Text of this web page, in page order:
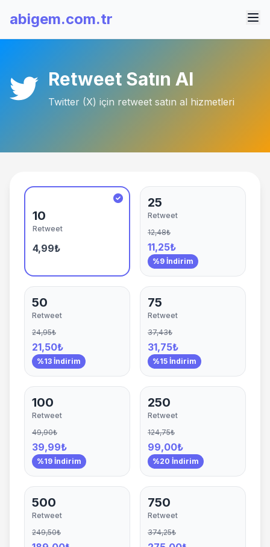
abigem.com.tr
Retweet Satın Al
Twitter (X) için retweet satın al hizmetleri
10
Retweet
4,99₺
25
Retweet
12,48₺
11,25₺
%9 İndirim
50
Retweet
24,95₺
21,50₺
%13 İndirim
75
Retweet
37,43₺
31,75₺
%15 İndirim
100
Retweet
49,90₺
39,99₺
%19 İndirim
250
Retweet
124,75₺
99,00₺
%20 İndirim
500
Retweet
249,50₺
750
Retweet
374,25₺